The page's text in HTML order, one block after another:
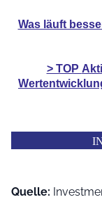
Was läuft
> TOP
Quelle: